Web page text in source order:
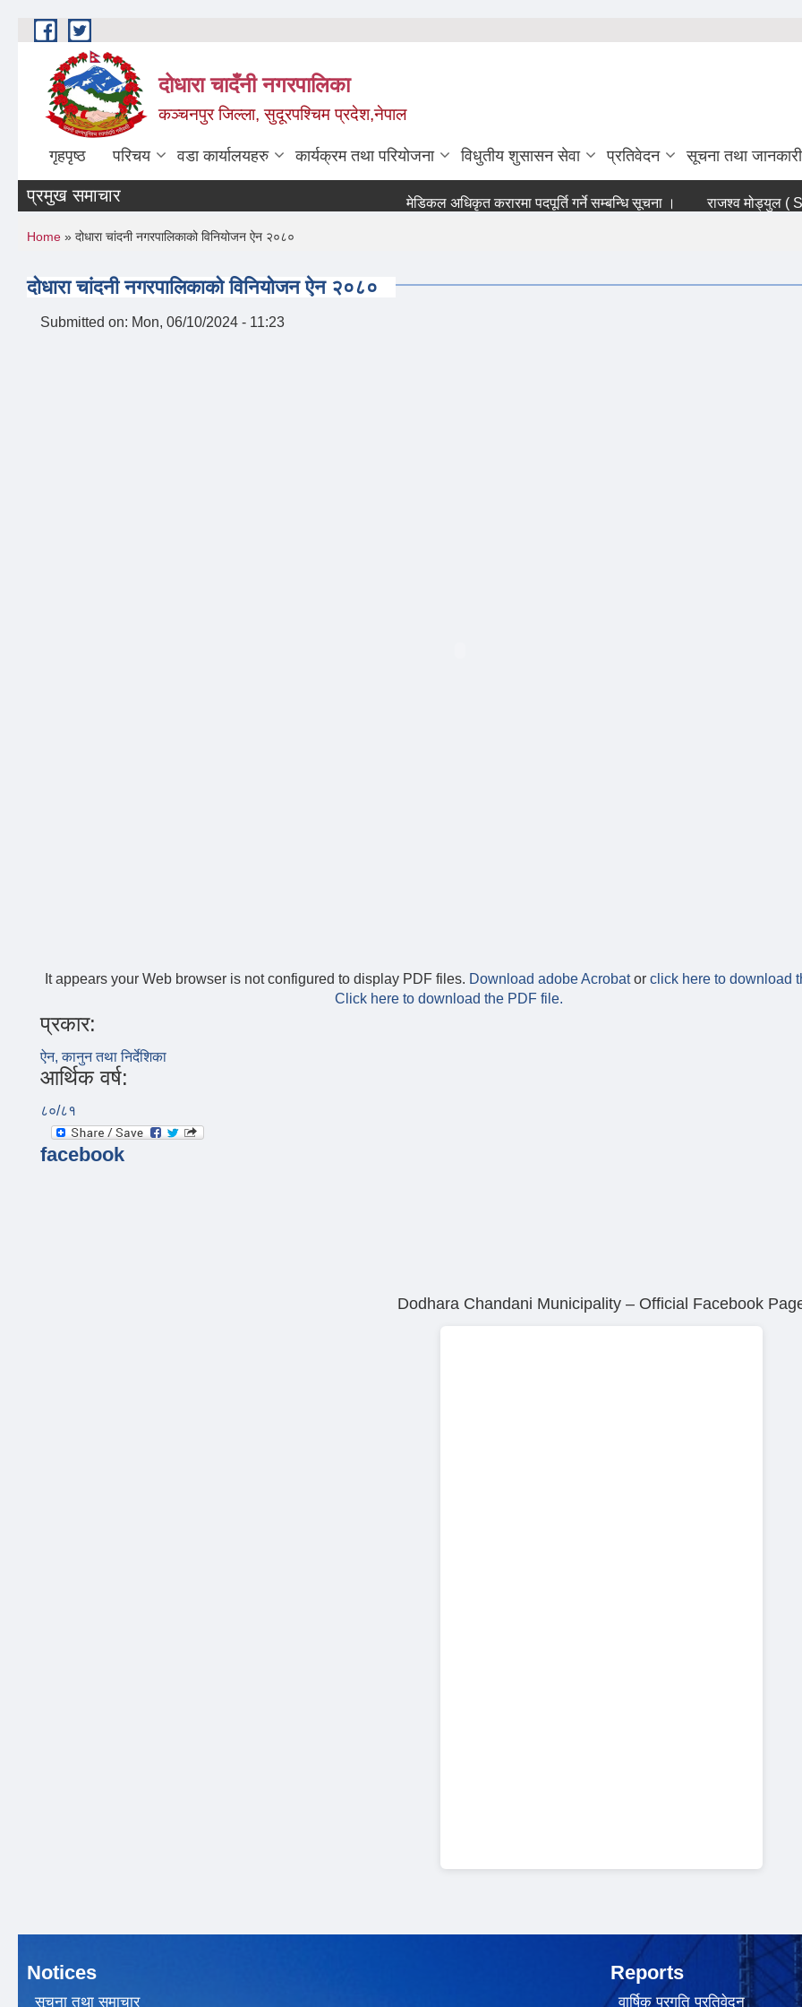
Skip to main content
दोधारा चादँनी नगरपालिका
कञ्चनपुर जिल्ला, सुदूरपश्चिम प्रदेश,नेपाल
गृहपृष्ठ परिचय वडा कार्यालयहरु कार्यक्रम तथा परियोजना विधुतीय शुसासन सेवा प्रतिवेदन सूचना तथा जानकारी
प्रमुख समाचार मेडिकल अधिकृत करारमा पदपूर्ति गर्ने सम्बन्धि सूचना । राजश्व मोड्युल (
You are here
Home » दोधारा चांदनी नगरपालिकाको विनियोजन ऐन २०८०
दोधारा चांदनी नगरपालिकाको विनियोजन ऐन २०८०
Submitted on: Mon, 06/10/2024 - 11:23
It appears your Web browser is not configured to display PDF files. Download adobe Acrobator click here to download
Click here to download the PDF file.
प्रकार:
ऐन, कानुन तथा निर्देशिका
आर्थिक वर्ष:
८०/८१
facebook
Dodhara Chandani Municipality – Official Facebook
Notices
सूचना तथा समाचार
Reports
वार्षिक प्रगति प्रतिवेदन